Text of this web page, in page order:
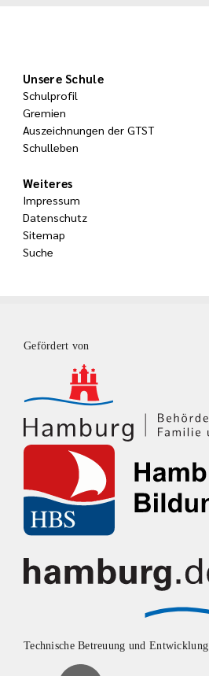
Unsere Schule
Schulprofil
Gremien
Auszeichnungen der GTST
Schulleben
Weiteres
Impressum
Datenschutz
Sitemap
Suche
Gefördert von
Technische Betreuung und Entwicklung